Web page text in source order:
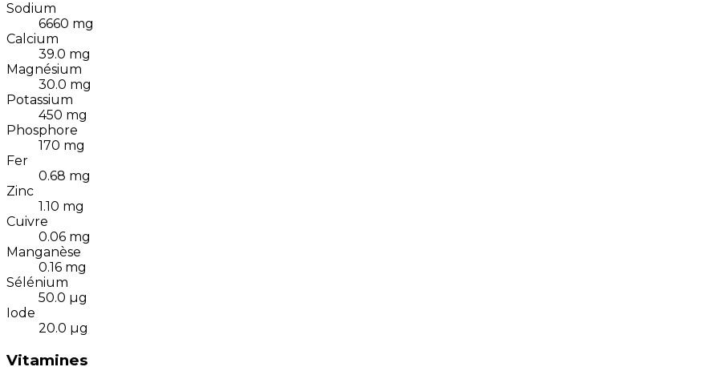
Sodium
6660 mg
Calcium
39.0 mg
Magnésium
30.0 mg
Potassium
450 mg
Phosphore
170 mg
Fer
0.68 mg
Zinc
1.10 mg
Cuivre
0.06 mg
Manganèse
0.16 mg
Sélénium
50.0 µg
Iode
20.0 µg
Vitamines